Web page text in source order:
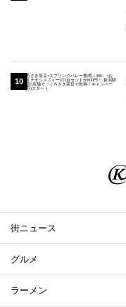
街ニュース
グルメ
ラーメン